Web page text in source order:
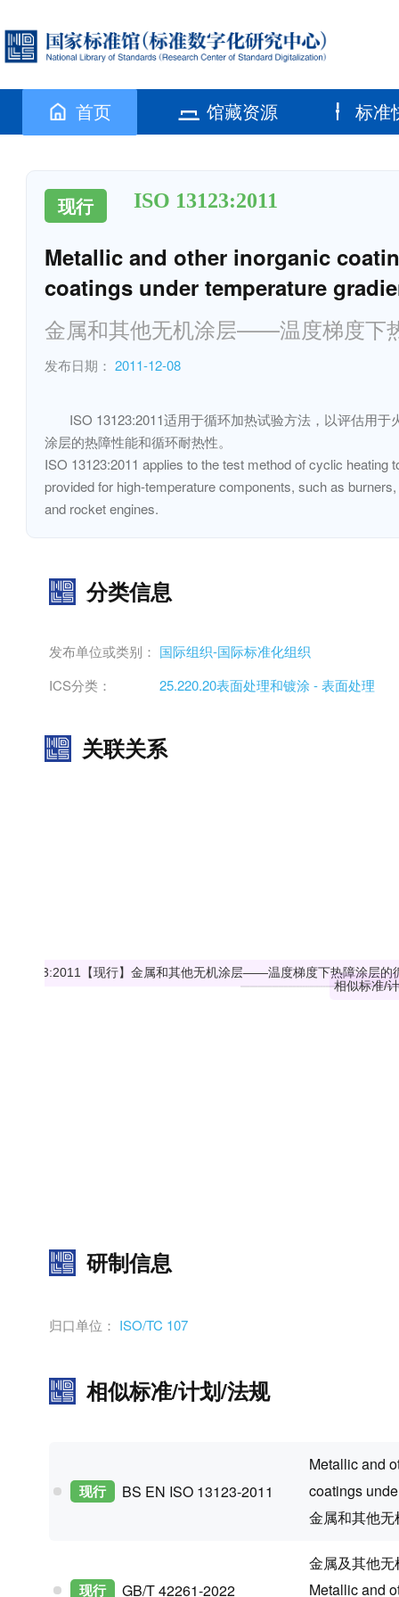
首页 馆藏资源 标准
现行 ISO 13123:2011
Metallic and other inorganic
coatings under temperature
金属和其他无机涂层——温度梯度下
发布日期： 2011-12-08
ISO 13123:2011适用于循环加热试验方法，以评估用
涂层的热障性能和循环耐热性。
ISO 13123:2011 applies to the test method of cyclic
provided for high-temperature components, such as
and rocket engines.
分类信息
发布单位或类别： 国际组织-国际标准化组织
ICS分类：
25.220.20表面处理和镀涂 - 表面处理
关联关系
研制信息
归口单位： ISO/TC 107
相似标准/计划/法规
现行 BS EN ISO 13123-2011
Metallic and
coatings
金属和其他
现行 GB/T 42261-2022
金属及其他
Metallic and